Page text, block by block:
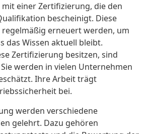
einer Zertifizierung, die den
bescheinigt. Diese
erneuert werden, um
das Wissen aktuell bleibt.
Zertifizierung besitzen, sind
werden in vielen Unternehmen
Ihre Arbeit trägt
bei.
werden verschiedene
gelehrt. Dazu gehören